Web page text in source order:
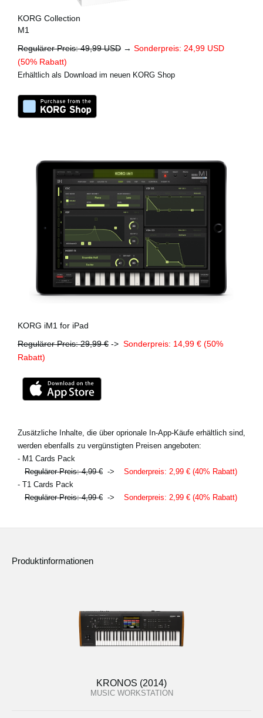
KORG Collection
M1
Regulärer Preis: 49,99 USD → Sonderpreis: 24,99 USD
(50% Rabatt)
Erhältlich als Download im neuen KORG Shop
KORG iM1 for iPad
Regulärer Preis: 29,99 € -> Sonderpreis: 14,99 € (50%
Rabatt)
Zusätzliche Inhalte, die über oprionale In-App-Käufe erhältlich sind,
werden ebenfalls zu vergünstigten Preisen angeboten:
- M1 Cards Pack
Regulärer Preis: 4,99 € -> Sonderpreis: 2,99 € (40% Rabatt)
- T1 Cards Pack
Regulärer Preis: 4,99 € -> Sonderpreis: 2,99 € (40% Rabatt)
Produktinformationen
KRONOS (2014)
MUSIC WORKSTATION